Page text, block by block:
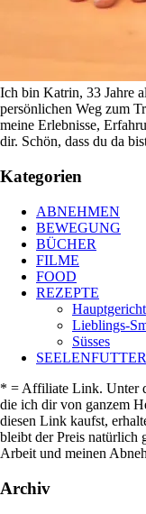
Ich bin Katrin, 33 Jahre
persönlichen Weg zum
meine Erlebnisse,
dir. Schön, dass du da
Kategorien
ABNEHMEN
BEWEGUNG
BÜCHER
FILME
FOOD
REZEPTE
Lieblings-
Süsses
SEELENFUTTER
* = Affiliate Link. Unter
die ich dir von ganzem
diesen Link kaufst,
bleibt der Preis natürlich
Arbeit und meinen
Archiv